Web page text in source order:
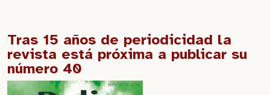
Tras 15 años de periodicidad la
revista está próxima a publicar su
número 40